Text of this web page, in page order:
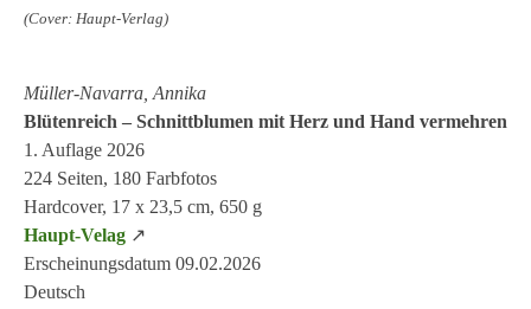
(Cover: Haupt-Verlag)
Müller-Navarra, Annika
Blütenreich – Schnittblumen mit Herz und Hand vermehren
1. Auflage 2026
224 Seiten, 180 Farbfotos
Hardcover, 17 x 23,5 cm, 650 g
Haupt-Velag ↗
Erscheinungsdatum 09.02.2026
Deutsch